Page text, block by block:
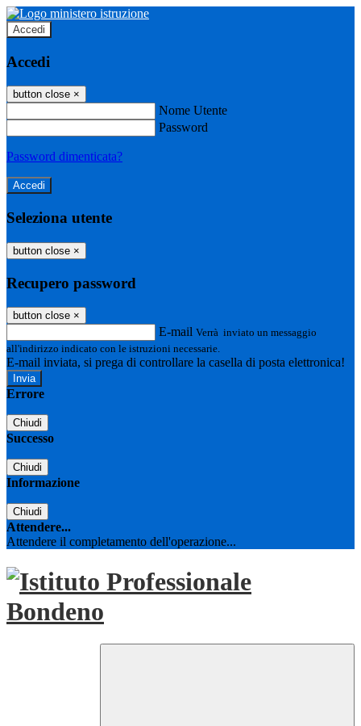
Accedi
Accedi
button close ×
Nome Utente
Password
Password dimenticata?
Seleziona utente
button close ×
Recupero password
button close ×
E-mail Verrà inviato un messaggio
all'indirizzo indicato con le istruzioni necessarie.
E-mail inviata, si prega di controllare la casella di posta elettronica!
Errore
Chiudi
Successo
Chiudi
Informazione
Chiudi
Attendere...
Attendere il completamento dell'operazione...